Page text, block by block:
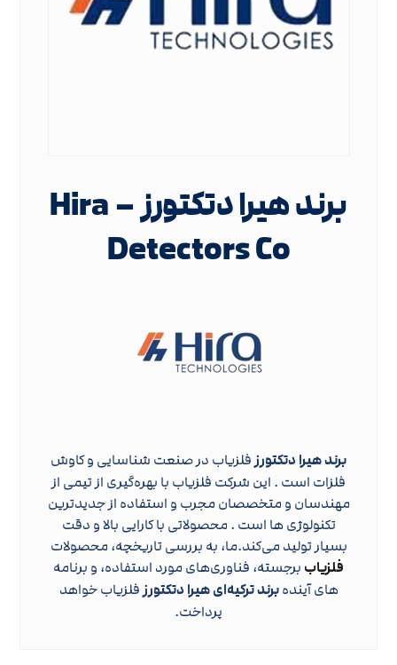
برند هیرا دتکتورز – Hira
Detectors Co
برند هیرا دتکتورزفلزیاب در صنعت شناسایی و کاوش
فلزات است . این شرکت فلزیاب با بهره‌گیری از تیمی از
مهندسان و متخصصان مجرب و استفاده از جدیدترین
تکنولوژی‌ ها است . محصولاتی با کارایی بالا و دقت
بسیار تولید می‌کند.ما، به بررسی تاریخچه، محصولات
فلزیاب برجسته، فناوری‌های مورد استفاده، و برنامه‌
های آیندهبرند ترکیه‌ای هیرا دتکتورزفلزیاب خواهد
پرداخت.